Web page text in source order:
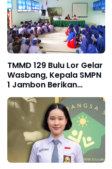
TMMD 129 Bulu Lor Gelar
Wasbang, Kepala SMPN
1 Jambon Berikan
Apresiasi Kepada
Kodim 0802/Ponorogo